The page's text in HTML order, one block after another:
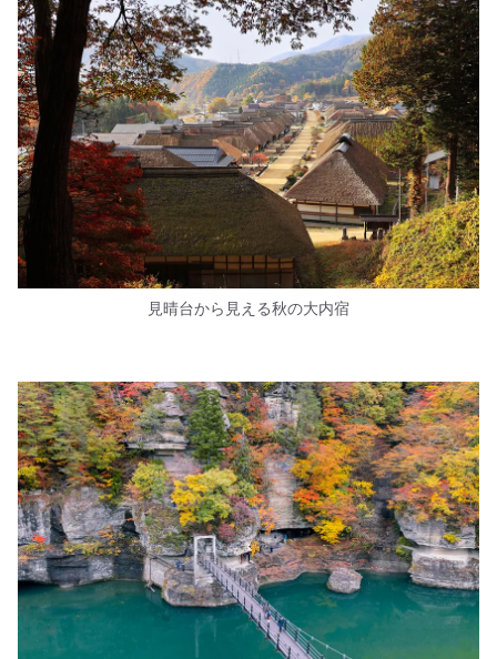
見晴台から見える秋の大内宿